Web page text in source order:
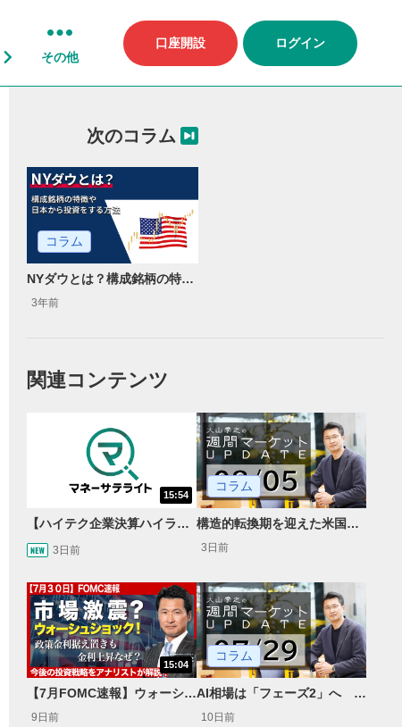
その他
口座開設 ログイン
次のコラム
コラム
NYダウとは？構成銘柄の特徴や日本から投資をする方法
3年前
関連コンテンツ
15:54
【ハイテク企業決算ハイライト】2027年分のメモリに売切れ報道!?＜米国マーケットダイジェスト8/5号＞
3日前
コラム
構造的転換期を迎えた米国市場 AIインフラ投資とFRBウォーシュ体制下の株式投資
3日前
15:04
【7月FOMC速報】ウォーシュショックで金利急騰・株価急落…現在のFRB対する投資戦略は？
9日前
コラム
AI相場は「フェーズ2」へ Google・テスラショックとFCF規律
10日前